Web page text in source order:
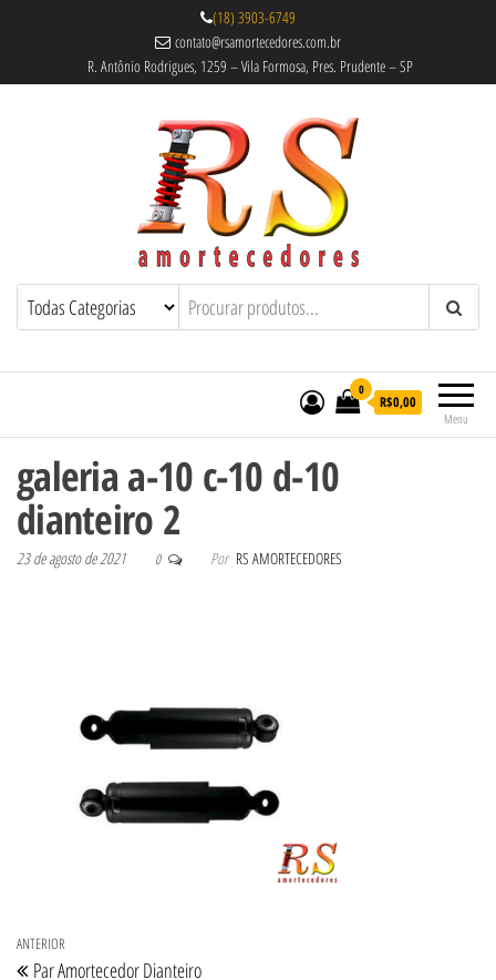
(18) 3903-6749
contato@rsamortecedores.com.br
R. Antônio Rodrigues, 1259 – Vila Formosa, Pres. Prudente – SP
Rs Amortecedores Recondicionados –
Suspensão e Molas
Amortecedores Recondicionados de
qualidade reconhecida.
Menu
0
R$0,00
galeria a-10 c-10 d-10
dianteiro 2
23 de agosto de 2021 0 Por RS AMORTECEDORES
Navegação de Post
Post anterior
ANTERIOR
Par Amortecedor Dianteiro